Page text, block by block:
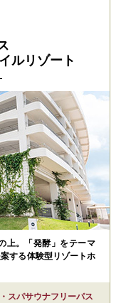
ルリゾート
上。「発酵」をテーマ
する体験型リゾートホ
スパサウナフリーパス